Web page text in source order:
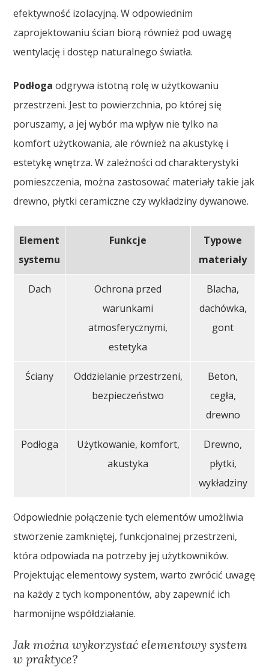
efektywność izolacyjną. W odpowiednim
zaprojektowaniu ścian biorą również pod uwagę
wentylację i dostęp naturalnego światła.
Podłoga odgrywa istotną rolę w użytkowaniu
przestrzeni. Jest to powierzchnia, po której się
poruszamy, a jej wybór ma wpływ nie tylko na
komfort użytkowania, ale również na akustykę i
estetykę wnętrza. W zależności od charakterystyki
pomieszczenia, można zastosować materiały takie jak
drewno, płytki ceramiczne czy wykładziny dywanowe.
Element
systemu
Funkcje
Typowe
materiały
Dach
Ochrona przed
warunkami
atmosferycznymi,
estetyka
Blacha,
dachówka,
gont
Ściany
Oddzielanie przestrzeni,
bezpieczeństwo
Beton,
cegła,
drewno
Podłoga
Użytkowanie, komfort,
akustyka
Drewno,
płytki,
wykładziny
Odpowiednie połączenie tych elementów umożliwia
stworzenie zamkniętej, funkcjonalnej przestrzeni,
która odpowiada na potrzeby jej użytkowników.
Projektując elementowy system, warto zwrócić uwagę
na każdy z tych komponentów, aby zapewnić ich
harmonijne współdziałanie.
Jak można wykorzystać elementowy system
w praktyce?